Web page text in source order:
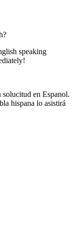
speaking
solucitud en Espanol.
hispana lo asistirá